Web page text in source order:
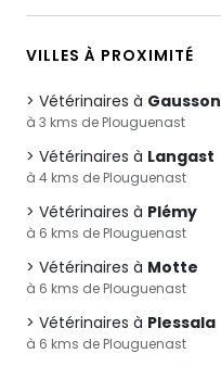
VILLES À PROXIMITÉ
Vétérinaires à Gausson
à 3 kms de Plouguenast
Vétérinaires à Langast
à 4 kms de Plouguenast
Vétérinaires à Plémy
à 6 kms de Plouguenast
Vétérinaires à Motte
à 6 kms de Plouguenast
Vétérinaires à Plessala
à 6 kms de Plouguenast